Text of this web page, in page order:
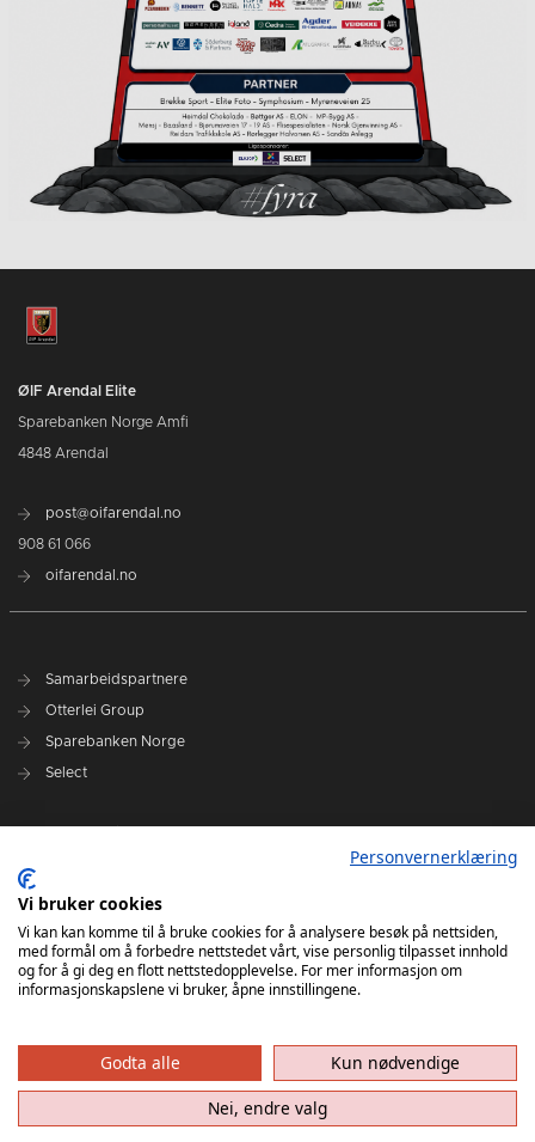
ØIF Arendal Elite
Sparebanken Norge Amfi
4848 Arendal
post@oifarendal.no
908 61 066
oifarendal.no
Samarbeidspartnere
Otterlei Group
Sparebanken Norge
Select
Spillerstall
Administrasjon
Styret
Personvernerklæring
Vi bruker cookies
Vi kan kan komme til å bruke cookies for å analysere besøk på nettsiden,
med formål om å forbedre nettstedet vårt, vise personlig tilpasset innhold
og for å gi deg en flott nettstedopplevelse. For mer informasjon om
informasjonskapslene vi bruker, åpne innstillingene.
Godta alle
Kun nødvendige
Nei, endre valg